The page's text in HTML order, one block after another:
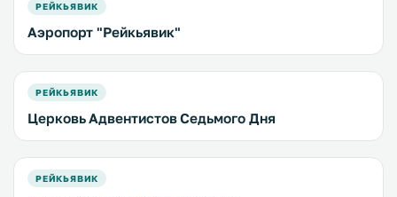
РЕЙКЬЯВИК
Аэропорт "Рейкьявик"
РЕЙКЬЯВИК
Церковь Адвентистов Седьмого Дня
РЕЙКЬЯВИК